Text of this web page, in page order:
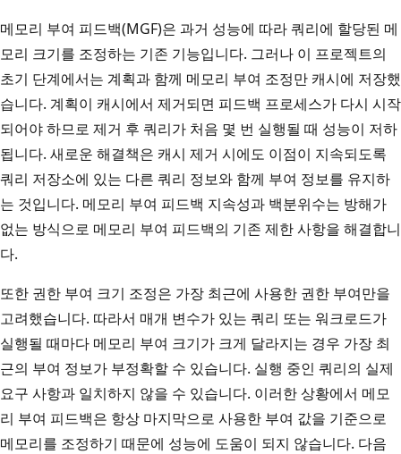
메모리 부여 피드백(MGF)은 과거 성능에 따라 쿼리에 할당된 메
모리 크기를 조정하는 기존 기능입니다. 그러나 이 프로젝트의
초기 단계에서는 계획과 함께 메모리 부여 조정만 캐시에 저장했
습니다. 계획이 캐시에서 제거되면 피드백 프로세스가 다시 시작
되어야 하므로 제거 후 쿼리가 처음 몇 번 실행될 때 성능이 저하
됩니다. 새로운 해결책은 캐시 제거 시에도 이점이 지속되도록
쿼리 저장소에 있는 다른 쿼리 정보와 함께 부여 정보를 유지하
는 것입니다. 메모리 부여 피드백 지속성과 백분위수는 방해가
없는 방식으로 메모리 부여 피드백의 기존 제한 사항을 해결합니
다.
또한 권한 부여 크기 조정은 가장 최근에 사용한 권한 부여만을
고려했습니다. 따라서 매개 변수가 있는 쿼리 또는 워크로드가
실행될 때마다 메모리 부여 크기가 크게 달라지는 경우 가장 최
근의 부여 정보가 부정확할 수 있습니다. 실행 중인 쿼리의 실제
요구 사항과 일치하지 않을 수 있습니다. 이러한 상황에서 메모
리 부여 피드백은 항상 마지막으로 사용한 부여 값을 기준으로
메모리를 조정하기 때문에 성능에 도움이 되지 않습니다. 다음